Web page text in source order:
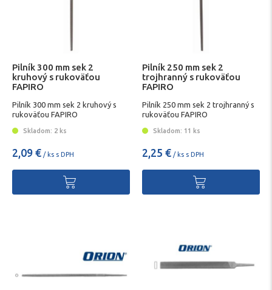
Pilník 300 mm sek 2
kruhový s rukoväťou
FAPIRO
Pilník 300 mm sek 2 kruhový s
rukoväťou FAPIRO
Skladom: 2 ks
2,09 € / ks s DPH
Pilník 250 mm sek 2
trojhranný s rukoväťou
FAPIRO
Pilník 250 mm sek 2 trojhranný s
rukoväťou FAPIRO
Skladom: 11 ks
2,25 € / ks s DPH